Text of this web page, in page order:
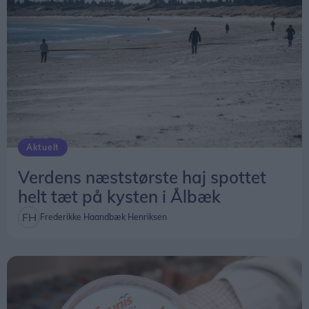
Aktuelt
Verdens næststørste haj spottet
helt tæt på kysten i Ålbæk
Frederikke Haandbæk Henriksen